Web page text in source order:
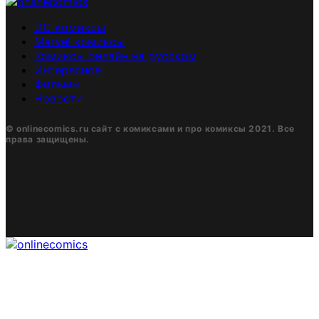
DC комиксы
Marvel комиксы
Комиксы онлайн на русском
Интересное
Фильмы
Новости
© onlinecomics.ru сайт с комиксами и про комиксы 2021. Все
права защищены.